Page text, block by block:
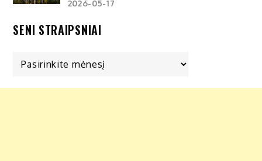
2026-05-17
SENI STRAIPSNIAI